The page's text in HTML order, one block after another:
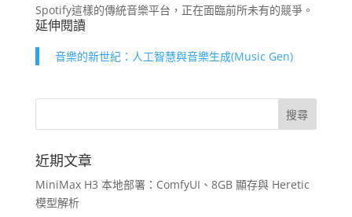
Spotify這樣的傳統音樂平台，正在面臨前所未有的競爭。
延伸閱讀
音樂的新世紀：人工智慧與音樂生成(Music Gen)
近期文章
MiniMax H3 本地部署：ComfyUI、8GB 顯存與 Heretic
模型解析